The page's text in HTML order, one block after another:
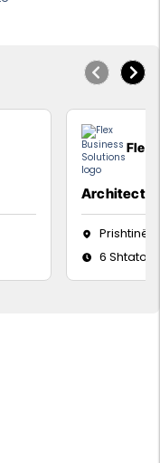
Flex
Architect
Prishtinë
6 Shtator